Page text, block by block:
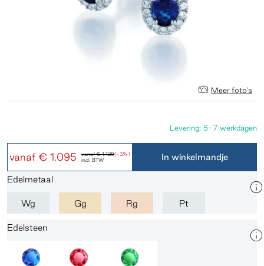
Meer foto's
vanaf€ 1.129(-3%)
vanaf € 1.095 incl. BTW
Levering: 5-7 werkdagen
In winkelmandje
Edelmetaal
Wg Gg Rg Pt
Edelsteen